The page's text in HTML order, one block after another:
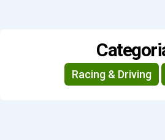
Racing & Driving